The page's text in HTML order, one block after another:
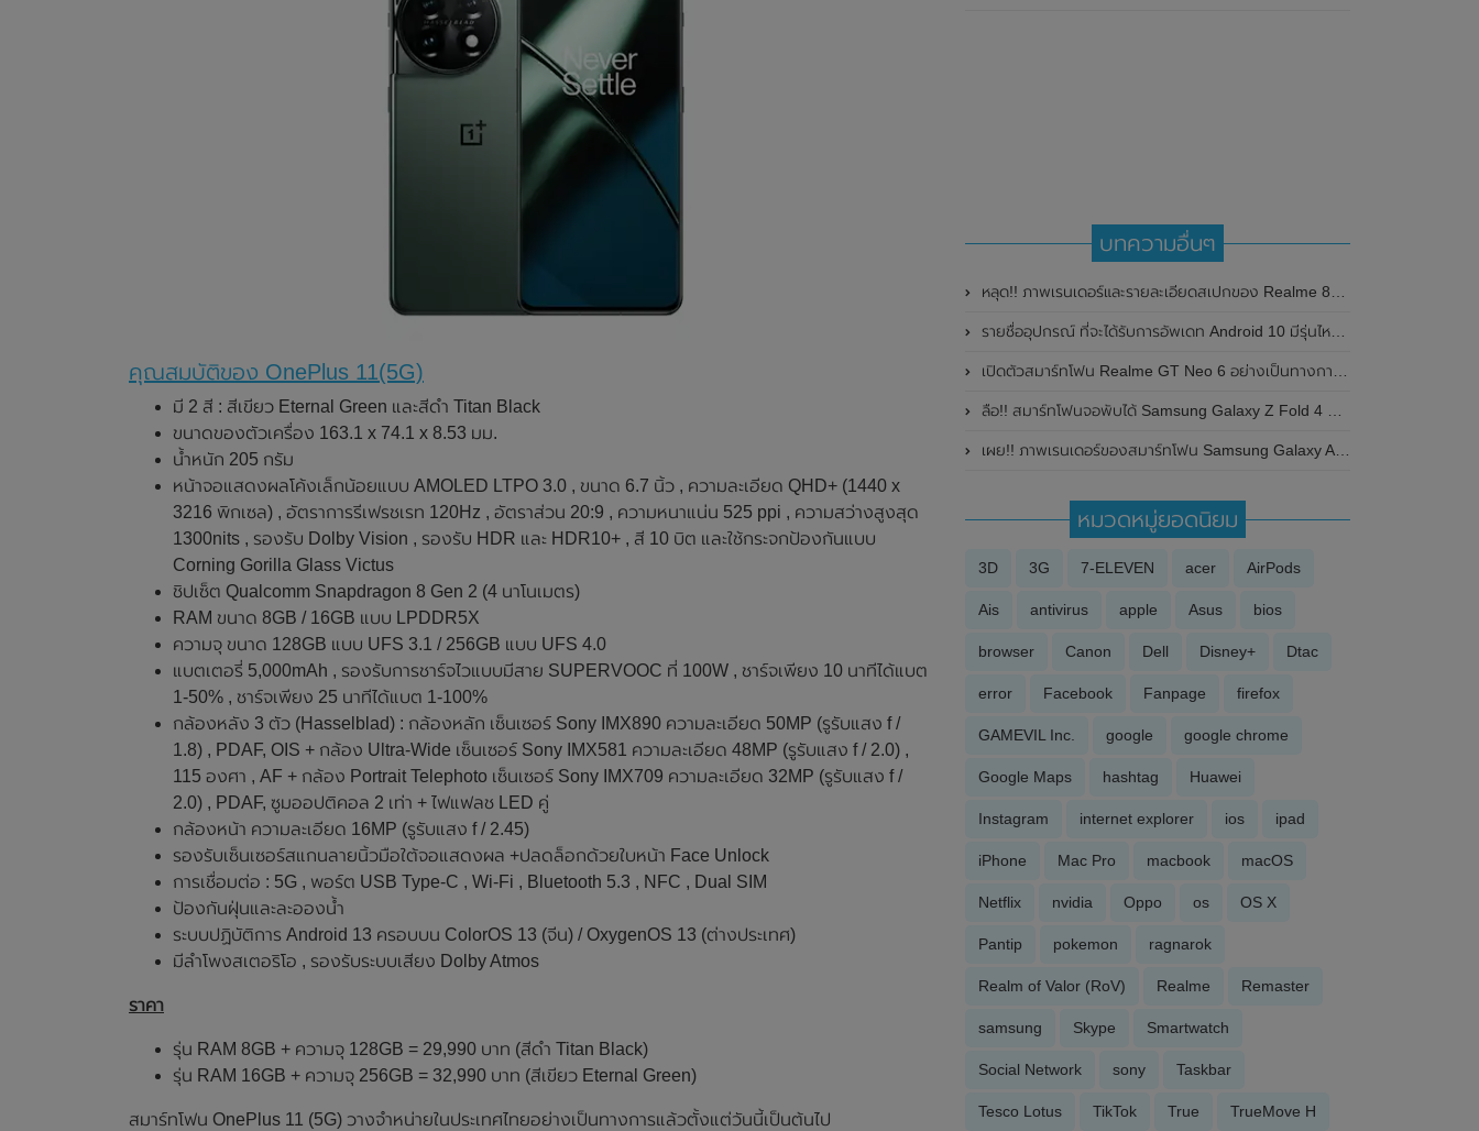
คุณสมบัติของ OnePlus 11(5G)
มี 2 สี : สีเขียว Eternal Green และสีดำ Titan Black
ขนาดของตัวเครื่อง 163.1 x 74.1 x 8.53 มม.
น้ำหนัก 205 กรัม
หน้าจอแสดงผลโค้งเล็กน้อยแบบ AMOLED LTPO 3.0 , ขนาด 6.7 นิ้ว , ความละเอียด QHD+ (1440 x
3216 พิกเซล) , อัตราการรีเฟรชเรท 120Hz , อัตราส่วน 20:9 , ความหนาแน่น 525 ppi , ความสว่างสูงสุด
1300nits , รองรับ Dolby Vision , รองรับ HDR และ HDR10+ , สี 10 บิต และใช้กระจกป้องกันแบบ
Corning Gorilla Glass Victus
ชิปเซ็ต Qualcomm Snapdragon 8 Gen 2 (4 นาโนเมตร)
RAM ขนาด 8GB / 16GB แบบ LPDDR5X
ความจุ ขนาด 128GB แบบ UFS 3.1 / 256GB แบบ UFS 4.0
แบตเตอรี่ 5,000mAh , รองรับการชาร์จไวแบบมีสาย SUPERVOOC ที่ 100W , ชาร์จเพียง 10 นาทีได้แบต
1-50% , ชาร์จเพียง 25 นาทีได้แบต 1-100%
กล้องหลัง 3 ตัว (Hasselblad) : กล้องหลัก เซ็นเซอร์ Sony IMX890 ความละเอียด 50MP (รูรับแสง f /
1.8) , PDAF, OIS + กล้อง Ultra-Wide เซ็นเซอร์ Sony IMX581 ความละเอียด 48MP (รูรับแสง f / 2.0) ,
115 องศา , AF + กล้อง Portrait Telephoto เซ็นเซอร์ Sony IMX709 ความละเอียด 32MP (รูรับแสง f /
2.0) , PDAF, ซูมออปติคอล 2 เท่า + ไฟแฟลช LED คู่
กล้องหน้า ความละเอียด 16MP (รูรับแสง f / 2.45)
รองรับเซ็นเซอร์สแกนลายนิ้วมือใต้จอแสดงผล +ปลดล็อกด้วยใบหน้า Face Unlock
การเชื่อมต่อ : 5G , พอร์ต USB Type-C , Wi-Fi , Bluetooth 5.3 , NFC , Dual SIM
ป้องกันฝุ่นและละอองน้ำ
ระบบปฏิบัติการ Android 13 ครอบบน ColorOS 13 (จีน) / OxygenOS 13 (ต่างประเทศ)
มีลำโพงสเตอริโอ , รองรับระบบเสียง Dolby Atmos
ราคา
รุ่น RAM 8GB + ความจุ 128GB = 29,990 บาท (สีดำ Titan Black)
รุ่น RAM 16GB + ความจุ 256GB = 32,990 บาท (สีเขียว Eternal Green)
สมาร์ทโฟน OnePlus 11 (5G) วางจำหน่ายในประเทศไทยอย่างเป็นทางการแล้วตั้งแต่วันนี้เป็นต้นไป
บทความอื่นๆ
หลุด!! ภาพเรนเดอร์และรายละเอียดสเปกของ Realme 8s มาพร้อมกล้อง 3 ตัวความละเอียดสูงถึง 64MP , ชิปเซ็ต Dimensity 810 คาดเปิดตัวในเร็วๆนี้
รายชื่ออุปกรณ์ ที่จะได้รับการอัพเดท Android 10 มีรุ่นไหนบ้าง
เปิดตัวสมาร์ทโฟน Realme GT Neo 6 อย่างเป็นทางการแล้วในประเทศจีน มาพร้อมชิปเซ็ต Qualcomm Snapdragon 8s Gen 3 และความจุสูงสุด 1TB
ลือ!! สมาร์ทโฟนจอพับได้ Samsung Galaxy Z Fold 4 จะมาพร้อมกล้องหลัก 108MP และกล้อง Ultra-wide เหมือน Samsung Galaxy S22 Ultra
เผย!! ภาพเรนเดอร์ของสมาร์ทโฟน Samsung Galaxy A35 โชว์ดีไซน์ทั้งด้านหน้าและด้านหลัง
หมวดหมู่ยอดนิยม
3D 3G 7-ELEVEN acer AirPods
Ais antivirus apple Asus bios
browser Canon Dell Disney+ Dtac
error Facebook Fanpage firefox
GAMEVIL Inc. google google chrome
Google Maps hashtag Huawei
Instagram internet explorer ios ipad
iPhone Mac Pro macbook macOS
Netflix nvidia Oppo os OS X
Pantip pokemon ragnarok
Realm of Valor (RoV) Realme Remaster
samsung Skype Smartwatch
Social Network sony Taskbar
Tesco Lotus TikTok True TrueMove H